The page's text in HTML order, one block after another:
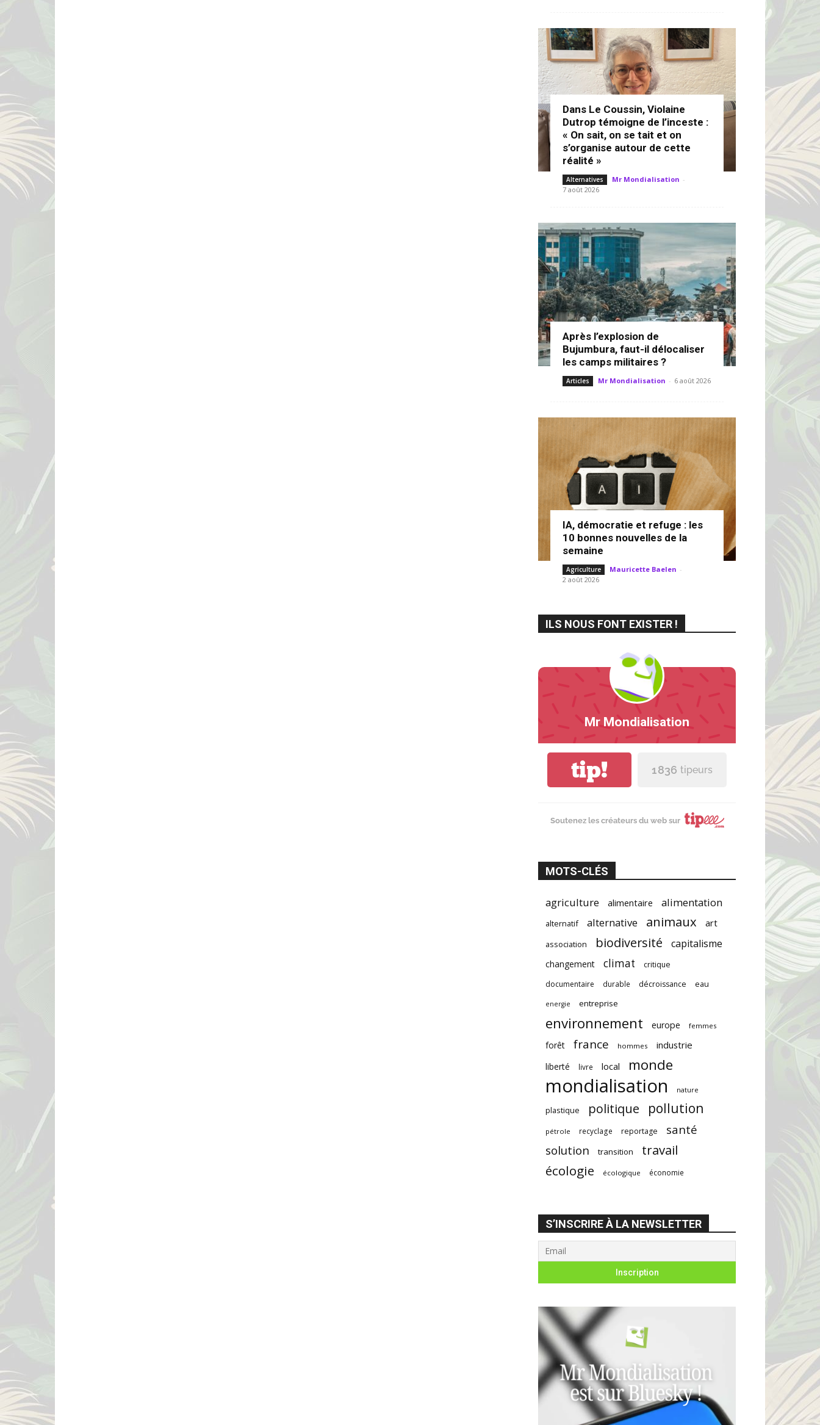
Dans Le Coussin, Violaine
Dutrop témoigne de l’inceste :
« On sait, on se tait et on
s’organise autour de cette
réalité »
Alternatives Mr Mondialisation -
7 août 2026
Après l’explosion de
Bujumbura, faut-il délocaliser
les camps militaires ?
Articles Mr Mondialisation - 6 août 2026
IA, démocratie et refuge : les
10 bonnes nouvelles de la
semaine
Agriculture Mauricette Baelen -
2 août 2026
ILS NOUS FONT EXISTER !
Mr Mondialisation
tip! 1 836 tipeurs
Soutenez les créateurs du web sur
MOTS-CLÉS
agriculture alimentaire alimentation
alternatif alternative animaux art
association biodiversité capitalisme
changement climat
critique
documentaire
durable décroissance eau
energie entreprise
environnement europe femmes
forêt france hommes industrie
liberté livre local monde
mondialisation nature
plastique politique pollution
pétrole recyclage reportage
santé
solution
transition
travail
écologie
écologique économie
S’INSCRIRE À LA NEWSLETTER